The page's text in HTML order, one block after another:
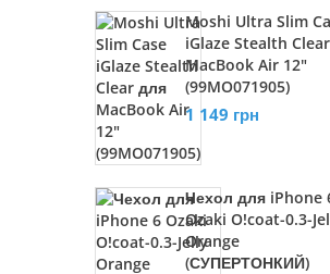
Moshi Ultra Slim
iGlaze Stealth
MacBook Air 12"
(99MO071905)
1 149 грн
Чехол для iPhone
Ozaki O!coat-0.3-
Orange
(СУПЕРТОНКИЙ)